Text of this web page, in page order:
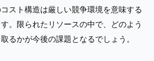
スト構造は厳しい競争環境を意味する
。限られたリソースの中で、どのよう
るかが今後の課題となるでしょう。